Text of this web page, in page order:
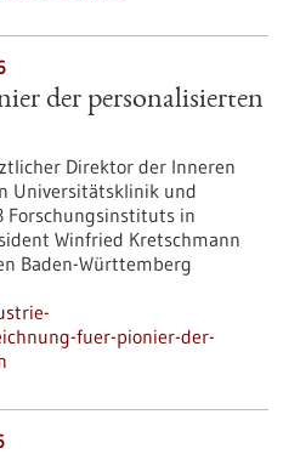
der personalisierten
Direktor der Inneren
Universitätsklinik und
Forschungsinstituts in
Winfried Kretschmann
Baden-Württemberg
fuer-pionier-der-